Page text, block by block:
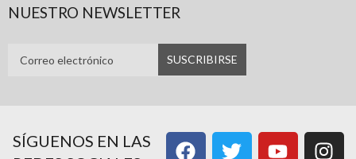
NUESTRO NEWSLETTER
SÍGUENOS EN LAS